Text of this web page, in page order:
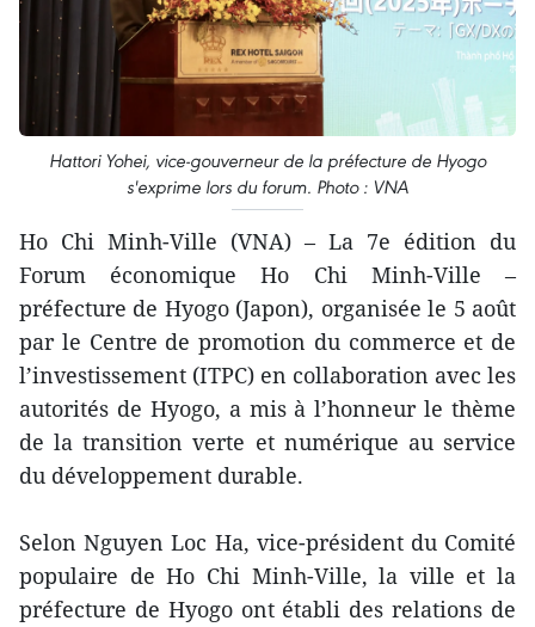
Hattori Yohei, vice-gouverneur de la préfecture de Hyogo
s'exprime lors du forum. Photo : VNA
Ho Chi Minh-Ville (VNA) – La 7e édition du
Forum économique Ho Chi Minh-Ville –
préfecture de Hyogo (Japon), organisée le 5 août
par le Centre de promotion du commerce et de
l’investissement (ITPC) en collaboration avec les
autorités de Hyogo, a mis à l’honneur le thème
de la transition verte et numérique au service
du développement durable.
Selon Nguyen Loc Ha, vice-président du Comité
populaire de Ho Chi Minh-Ville, la ville et la
préfecture de Hyogo ont établi des relations de